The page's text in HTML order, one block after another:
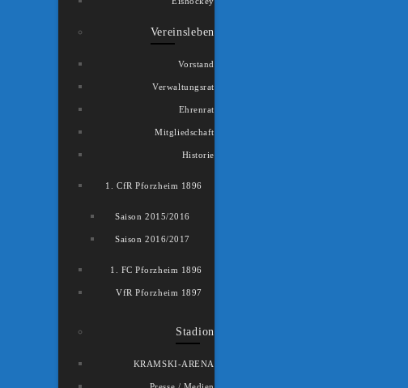
Vereinsleben
Vorstand
Verwaltungsrat
Ehrenrat
Mitgliedschaft
Historie
1. CfR Pforzheim 1896
Saison 2015/2016
Saison 2016/2017
1. FC Pforzheim 1896
VfR Pforzheim 1897
Stadion
KRAMSKI-ARENA